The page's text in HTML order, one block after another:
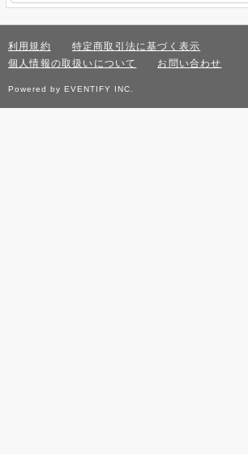
利用規約
特定商取引法に基づく表示
個人情報の取扱いについて
お問い合わせ
Powered by EVENTIFY INC.